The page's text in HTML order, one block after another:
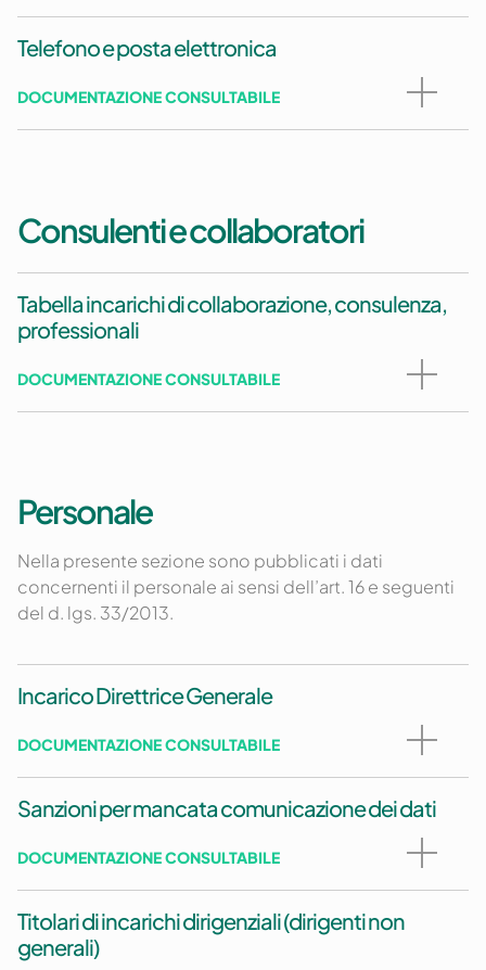
Telefono e posta elettronica
DOCUMENTAZIONE CONSULTABILE
Consulenti e collaboratori
Tabella incarichi di collaborazione, consulenza,
professionali
DOCUMENTAZIONE CONSULTABILE
Personale
Nella presente sezione sono pubblicati i dati
concernenti il personale ai sensi dell’art. 16 e seguenti
del d. lgs. 33/2013.
Incarico Direttrice Generale
DOCUMENTAZIONE CONSULTABILE
Sanzioni per mancata comunicazione dei dati
DOCUMENTAZIONE CONSULTABILE
Titolari di incarichi dirigenziali (dirigenti non
generali)